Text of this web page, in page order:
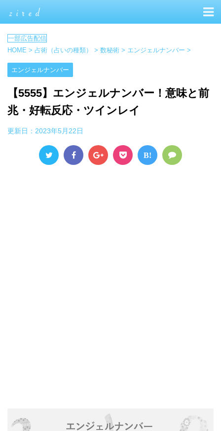
HOME > 占術（占いの種類） > 数秘術 > エンジェルナンバー >
エンジェルナンバー
【5555】エンジェルナンバー！意味と前
兆・好転反応・ツインレイ
更新日： 2023年5月22日
B!